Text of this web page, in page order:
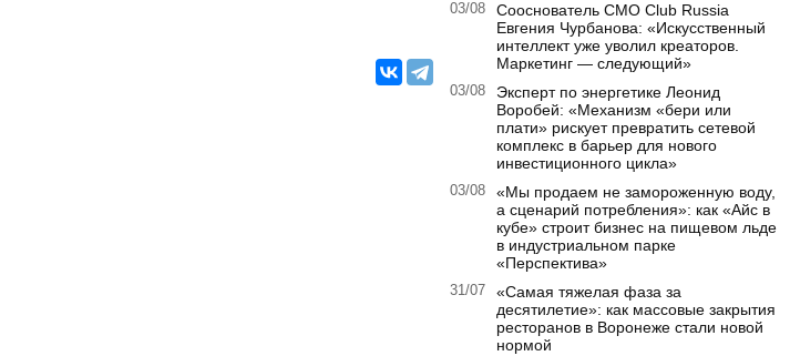
03/08
Сооснователь CMO Club Russia
Евгения Чурбанова: «Искусственный
интеллект уже уволил креаторов.
Маркетинг — следующий»
03/08
Эксперт по энергетике Леонид
Воробей: «Механизм «бери или
плати» рискует превратить сетевой
комплекс в барьер для нового
инвестиционного цикла»
03/08
«Мы продаем не замороженную воду,
а сценарий потребления»: как «Айс в
кубе» строит бизнес на пищевом льде
в индустриальном парке
«Перспектива»
31/07
«Самая тяжелая фаза за
десятилетие»: как массовые закрытия
ресторанов в Воронеже стали новой
нормой